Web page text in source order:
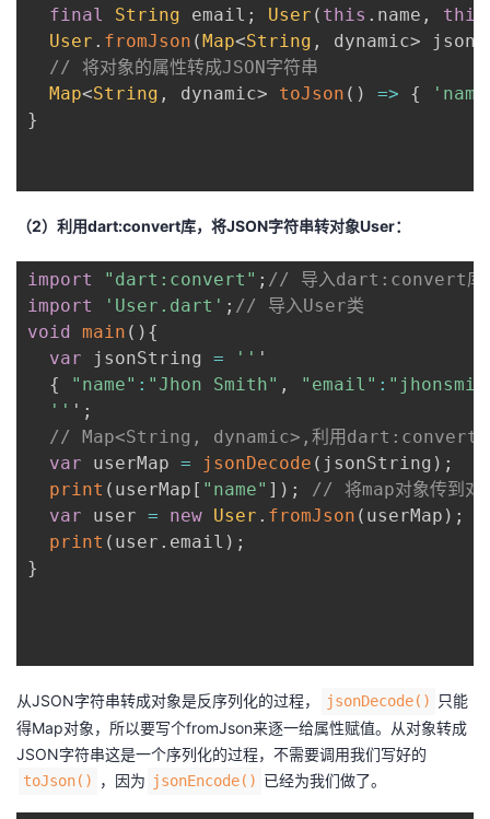
验
收
藏
议
final
String email ; User ( this . name , this
User . fromJson (Map<String , dynamic> json
// 将对象的属性转成JSON字符串
Map<String , dynamic> toJson ( ) => {
}
（2）利用dart:convert库，将JSON字符串转对象User：
import "dart:convert" ; // 导入dart:convert库
import
'User.dart' ; // 导入User类
void
main ( ) {
var jsonString = '' '
{
"name" : "Jhon Smith" , "email" :
'' ' ;
// Map<String, dynamic>,利用dart:convert将
var userMap = jsonDecode ( jsonString ) ;
print ( userMap [ "name" ] ) ;
// 将map对象传到对
var user = new User . fromJson ( userMap ) ;
print ( user . email ) ;
}
从JSON字符串转成对象是反序列化的过程， jsonDecode()
只能
得Map对象，所以要写个fromJson来逐一给属性赋值。从对象转成
JSON字符串这是一个序列化的过程，不需要调用我们写好的
toJson() ，因为 jsonEncode() 已经为我们做了。